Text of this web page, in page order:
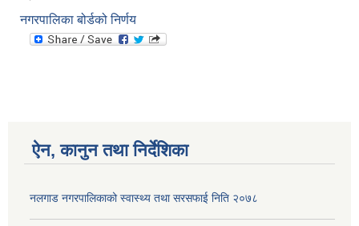
नगरपालिका बोर्डको निर्णय
ऐन, कानुन तथा निर्देशिका
नलगाड नगरपालिकाको स्वास्थ्य तथा सरसफाई निति २०७८